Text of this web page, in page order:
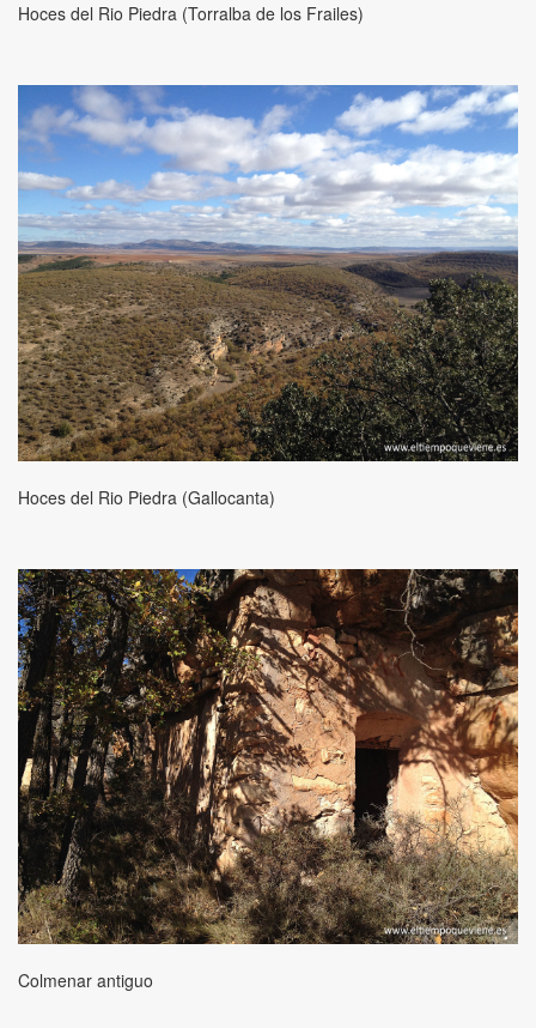
Hoces del Rio Piedra (Torralba de los Frailes)
Hoces del Rio Piedra (Gallocanta)
Colmenar antiguo